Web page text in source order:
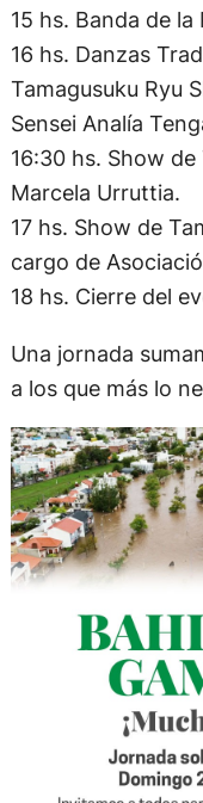
15 hs. Banda de
16 hs. Danzas
Tamagusuku Ryu
Sensei Analía
16:30 hs. Show
Marcela Urruttia.
17 hs. Show de
cargo de
18 hs. Cierre del
Una jornada
a los que más lo